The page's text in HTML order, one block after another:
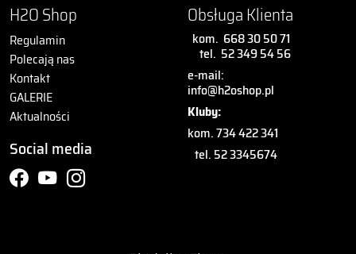
H2O Shop
Regulamin
Polecają nas
Kontakt
GALERIE
Aktualności
Social media
Obsługa Klienta
kom. 668 30 50 71
tel. 52 349 54 56
e-mail:
info@h2oshop.pl
Kluby:
kom. 734 422 341
tel. 52 3345674